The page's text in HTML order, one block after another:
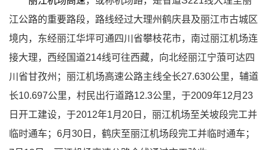
江公路的重要路段，路线经过大理州鹤庆县及丽江市古城区
境内，东经丽江华坪可通四川省攀枝花市，南过丽江机场连
接大理，西经国道214线可往西藏，向北经丽江宁蒗可达四
川省甘孜州；丽江机场高速公路主线全长27.630公里，辅道
长10.697公里，村民出行道路12.3公里，于2009年12月23
日开工建设，于2012年1月20日，丽江机场至关坡段完工并
临时通车；6月30日，鹤庆至丽江机场段完工并临时通车；